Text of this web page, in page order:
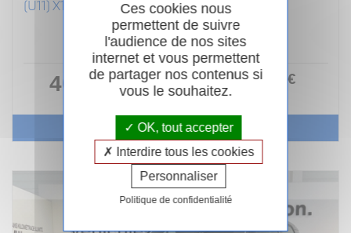
(U11) X1 XDRIVE25E 245CH (AB 2022)
Hybride 12/2023
Automatique
53 643km
Garantie 24 mois
40 990 € ou400.00 €
Voir le véhicule
Ces cookies nous
permettent de suivre
l'audience de nos sites
internet et vous permettent
de partager nos contenus si
vous le souhaitez.
OK, tout accepter
Interdire tous les cookies
Personnaliser
Politique de confidentialité